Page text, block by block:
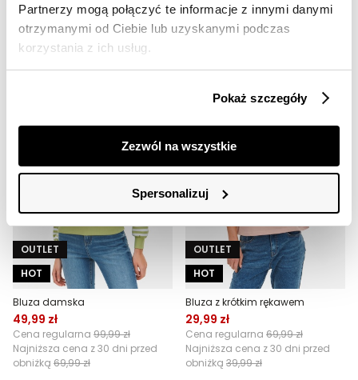
Partnerzy mogą połączyć te informacje z innymi danymi
otrzymanymi od Ciebie lub uzyskanymi podczas
korzystania z ich usług.
Pokaż szczegóły
Zezwól na wszystkie
Spersonalizuj
39,99 zł
Cena regularna 99,99 zł
Najniższa cena z 30 dni przed
obniżką59,99 zł
39,99 zł
Cena regularna99,99 zł
Najniższa cena z 30 dni przed
OUTLET
HOT
Bluza damska
49,99 zł
Cena regularna 99,99 zł
Najniższa cena z 30 dni przed
obniżką 69,99 zł
OUTLET
HOT
Bluza z krótkim rękawem
29,99 zł
Cena regularna 69,99 zł
Najniższa cena z 30 dni przed
obniżką 39,99 zł